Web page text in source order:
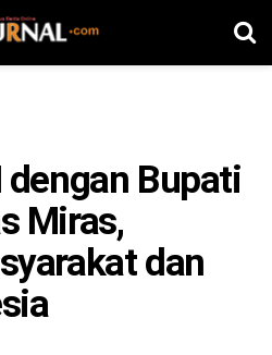
Bupati
Miras,
dan